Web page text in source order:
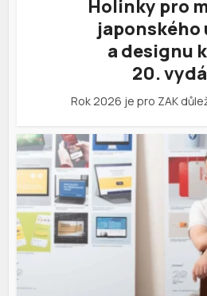
Holinky pro
japonského
a designu
20.
Rok 2026 je pro ZAK